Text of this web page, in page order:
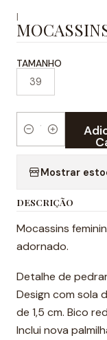
|
TAMANHO
39
Quantidade
Mostrar
DESCRIÇÃO
Mocassins
adornado.
Detalhe de
Design com sola
de 1,5 cm. Bico
Inclui nova